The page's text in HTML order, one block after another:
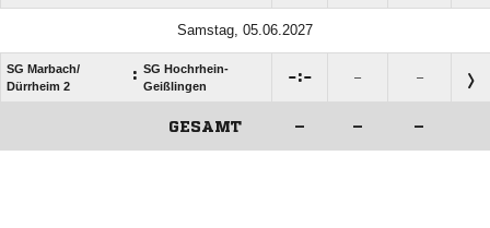
Samstag, 05.06.2027
SG Marbach/​
Dürrheim 2
: SG Hochrhein-
Geißlingen
: – –
GESAMT – – –